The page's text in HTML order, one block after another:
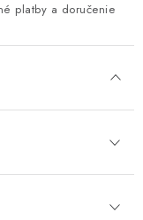
platby a doručenie